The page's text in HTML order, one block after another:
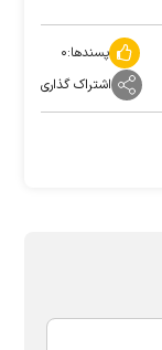
پسندها:۰
اشتراک گذاری